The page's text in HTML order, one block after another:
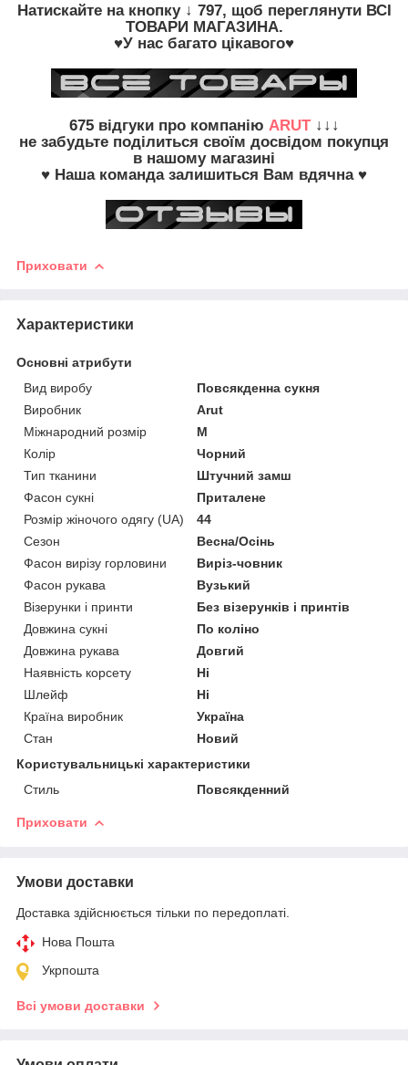
Натискайте на кнопку↓ 797, щоб переглянути ВСІ
ТОВАРИ МАГАЗИНА.
♥У нас багато цікавого♥
675 відгуки про компанію ARUT↓↓↓
не забудьте поділиться своїм досвідом покупця
в нашому магазині
♥ Наша команда залишиться Вам вдячна ♥
Приховати
Характеристики
Основні атрибути
Вид виробу
Повсякденна сукня
Виробник
Arut
Міжнародний розмір
M
Колір
Чорний
Тип тканини
Штучний замш
Фасон сукні
Приталене
Розмір жіночого одягу (UA)
44
Сезон
Весна/Осінь
Фасон вирізу горловини
Виріз-човник
Фасон рукава
Вузький
Візерунки і принти
Без візерунків і принтів
Довжина сукні
По коліно
Довжина рукава
Довгий
Наявність корсету
Ні
Шлейф
Ні
Країна виробник
Україна
Стан
Новий
Користувальницькі характеристики
Стиль
Повсякденний
Приховати
Умови доставки
Доставка здійснюється тільки по передоплаті.
Нова Пошта
Укрпошта
Всі умови доставки